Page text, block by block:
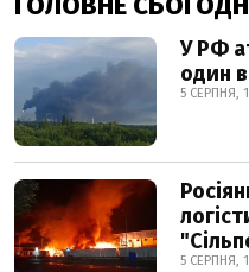
У РФ
один
5 СЕРПНЯ,
5 СЕРПНЯ,